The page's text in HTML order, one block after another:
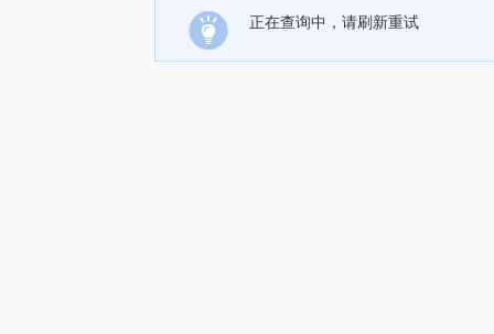
正在查询中，请刷新重试